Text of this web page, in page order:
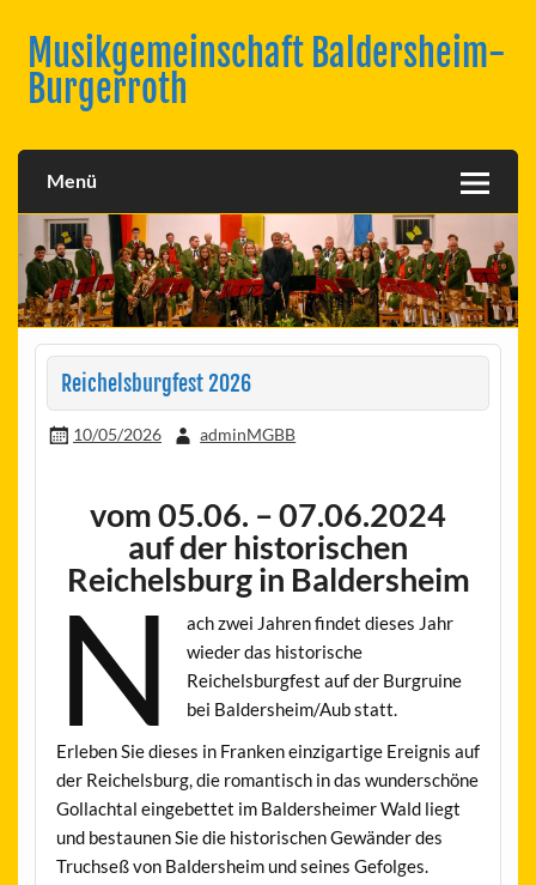
contentMusikgemeinschaft Baldersheim-
Burgerroth
Menü
Reichelsburgfest 2026
10/05/2026 adminMGBB
vom 05.06. – 07.06.2024
auf der historischen
Reichelsburg in Baldersheim
N
ach zwei Jahren findet dieses Jahr
wieder das historische
Reichelsburgfest auf der Burgruine
bei Baldersheim/Aub statt.
Erleben Sie dieses in Franken einzigartige Ereignis auf
der Reichelsburg, die romantisch in das wunderschöne
Gollachtal eingebettet im Baldersheimer Wald liegt
und bestaunen Sie die historischen Gewänder des
Truchseß von Baldersheim und seines Gefolges.